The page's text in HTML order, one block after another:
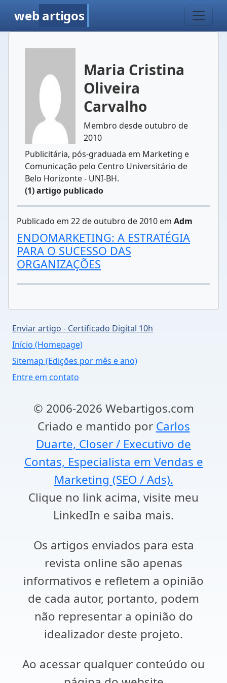
web artigos
Maria Cristina
Oliveira
Carvalho
Membro desde outubro de
2010
Publicitária, pós-graduada em Marketing e
Comunicação pelo Centro Universitário de
Belo Horizonte - UNI-BH.
(1) artigo publicado
Publicado em 22 de outubro de 2010 em Adm
ENDOMARKETING: A ESTRATÉGIA
PARA O SUCESSO DAS
ORGANIZAÇÕES
Enviar artigo - Certificado Digital 10h
Início (Homepage)
Sitemap (Edições por mês e ano)
Entre em contato
© 2006-2026 Webartigos.com
Criado e mantido por Carlos
Duarte, Closer / Executivo de
Contas, Especialista em Vendas e
Marketing (SEO / Ads).
Clique no link acima, visite meu
LinkedIn e saiba mais.
Os artigos enviados para esta
revista online são apenas
informativos e refletem a opinião
de cada autor, portanto, podem
não representar a opinião do
idealizador deste projeto.
Ao acessar qualquer conteúdo ou